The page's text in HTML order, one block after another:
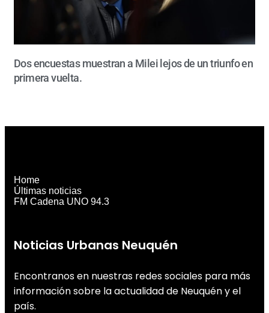
Dos encuestas muestran a Milei lejos de un triunfo en
primera vuelta.
Noticias Urbanas Neuquén
Encontranos en nuestras redes sociales para más
información sobre la actualidad de Neuquén y el
país.
Home
Últimas noticias
FM Cadena UNO 94.3